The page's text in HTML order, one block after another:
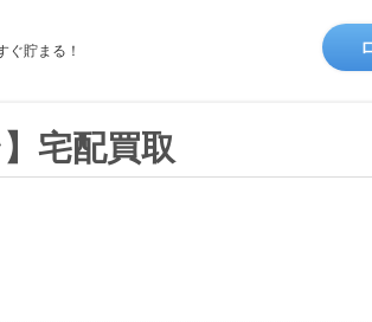
ぐ貯まる！
宅配買取